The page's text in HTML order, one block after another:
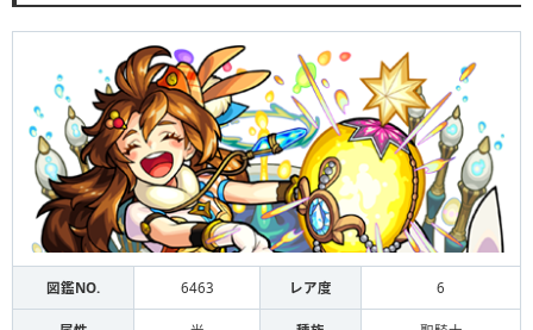
図鑑NO. 6463 レア度 6